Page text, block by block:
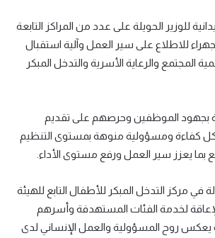
للوزير الحويلة على عدد من المراكز التابعة
للاطلاع على سير العمل وآلية استقبال
المجتمع والرعاية الأسرية والتدخل المبكر
بجهود الموظفين وحرصهم على تقديم
كفاءة ومسؤولية منوهة بمستوى التنظيم
بما يعزز سير العمل ورفع مستوى الأداء.
في مركز التدخل المبكر للأطفال التابع للهيئة
لخدمة الفئات المستهدفة وأسرهم
روح المسؤولية والعمل الإنساني لدى